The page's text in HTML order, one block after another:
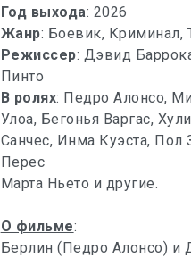
Год выхода: 2026
Жанр: Боевик, Криминал,
Режиссер: Дэвид
Пинто
В ролях: Педро Алонсо,
Улоа, Бегонья Варгас,
Санчес, Инма Куэста, Пол
Перес
Марта Ньето и другие.
О фильме:
Берлин (Педро Алонсо) и